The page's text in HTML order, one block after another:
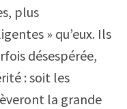
plus
» qu’eux. Ils
désespérée,
: soit les
la grande